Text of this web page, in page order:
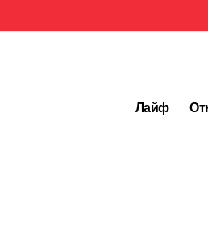
Лайф